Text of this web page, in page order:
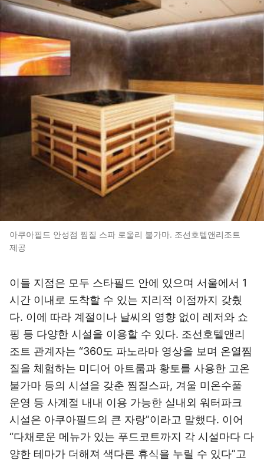
아쿠아필드 안성점 찜질 스파 로울리 불가마. 조선호텔앤리조트
제공
이들 지점은 모두 스타필드 안에 있으며 서울에서 1
시간 이내로 도착할 수 있는 지리적 이점까지 갖췄
다. 이에 따라 계절이나 날씨의 영향 없이 레저와 쇼
핑 등 다양한 시설을 이용할 수 있다. 조선호텔앤리
조트 관계자는 “360도 파노라마 영상을 보며 온열찜
질을 체험하는 미디어 아트룸과 황토를 사용한 고온
불가마 등의 시설을 갖춘 찜질스파, 겨울 미온수풀
운영 등 사계절 내내 이용 가능한 실내외 워터파크
시설은 아쿠아필드의 큰 자랑”이라고 말했다. 이어
“다채로운 메뉴가 있는 푸드코트까지 각 시설마다 다
양한 테마가 더해져 색다른 휴식을 누릴 수 있다”고